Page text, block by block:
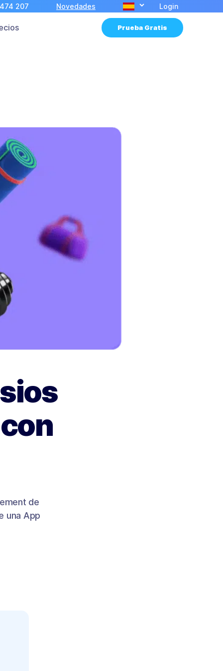
207 Novedades Login
Prueba Gratis
de
una App